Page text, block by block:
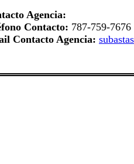
Agencia:
Contacto: 787-759-7676
Contacto Agencia: